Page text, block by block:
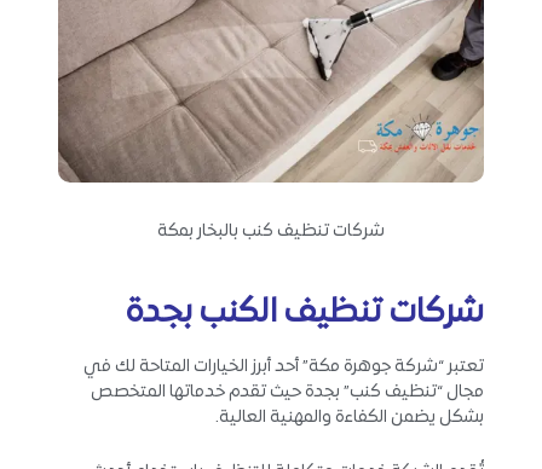
شركات تنظيف كنب بالبخار بمكة
شركات تنظيف الكنب بجدة
تعتبر “شركة جوهرة مكة” أحد أبرز الخيارات المتاحة لك في
مجال “تنظيف كنب” بجدة حيث تقدم خدماتها المتخصص
بشكل يضمن الكفاءة والمهنية العالية.